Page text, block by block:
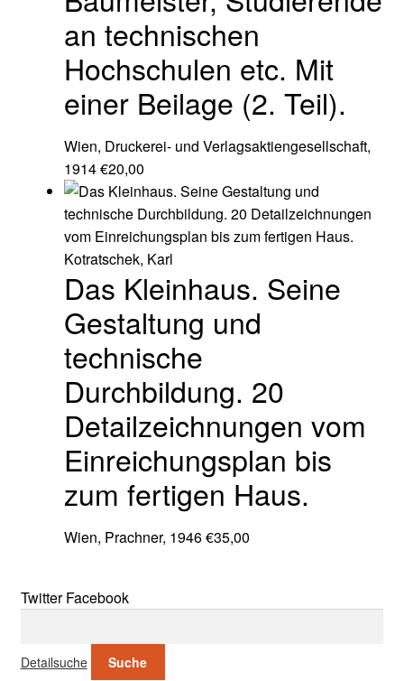
an technischen
Hochschulen etc. Mit
einer Beilage (2. Teil).
Wien, Druckerei- und Verlagsaktiengesellschaft,
1914€20,00
Kotratschek, Karl
Das Kleinhaus. Seine
Gestaltung und
technische
Durchbildung. 20
Detailzeichnungen vom
Einreichungsplan bis
zum fertigen Haus.
Wien, Prachner, 1946€35,00
Twitter Facebook
Detailsuche Suche